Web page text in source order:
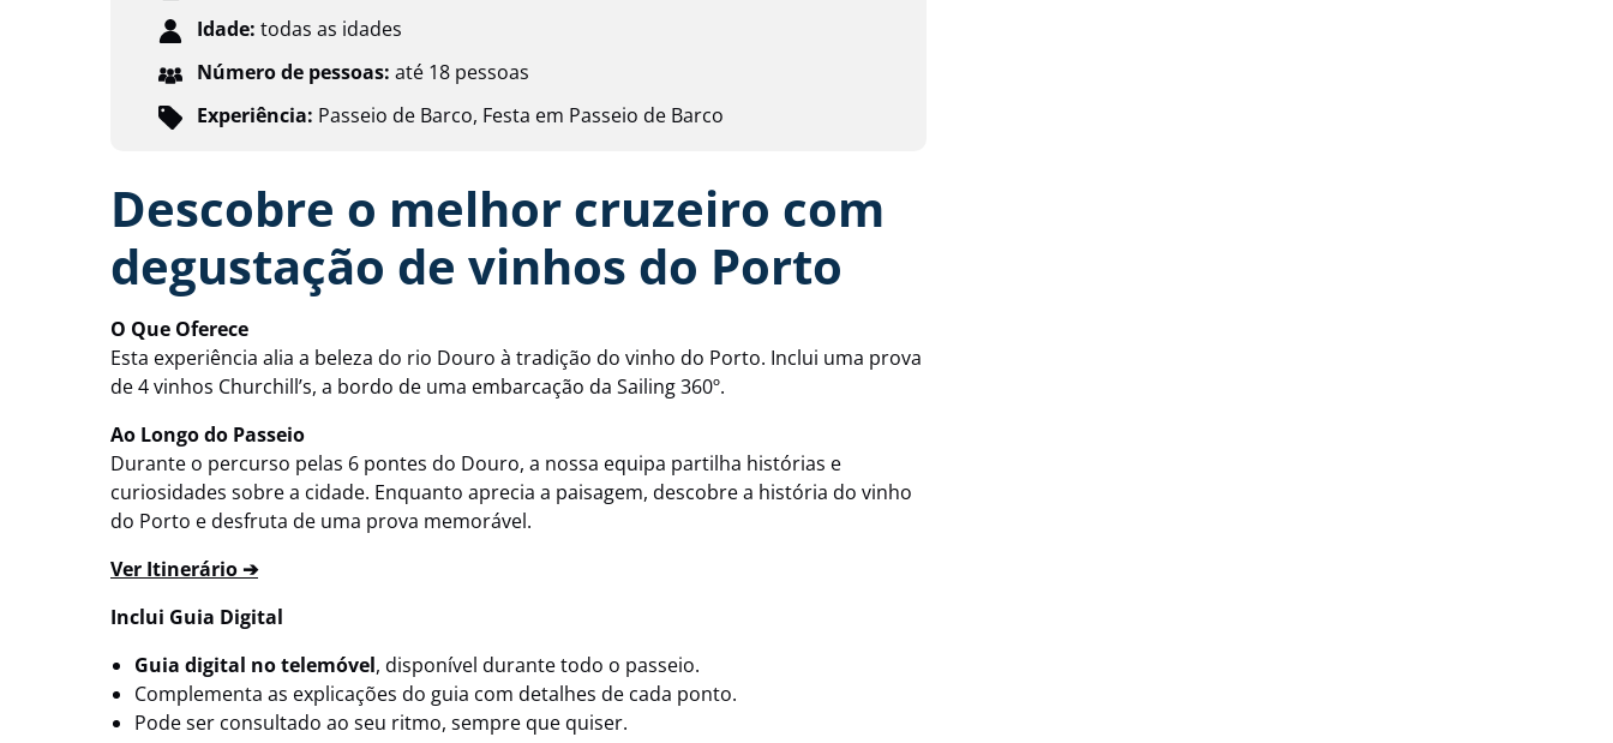
Idade: todas as idades
Número de pessoas: até 18 pessoas
Experiência: Passeio de Barco, Festa em Passeio de Barco
Descobre o melhor cruzeiro com
degustação de vinhos do Porto
O Que Oferece
Esta experiência alia a beleza do rio Douro à tradição do vinho do Porto. Inclui uma prova
de 4 vinhos Churchill’s, a bordo de uma embarcação da Sailing 360º.
Ao Longo do Passeio
Durante o percurso pelas 6 pontes do Douro, a nossa equipa partilha histórias e
curiosidades sobre a cidade. Enquanto aprecia a paisagem, descobre a história do vinho
do Porto e desfruta de uma prova memorável.
Ver Itinerário ➔
Inclui Guia Digital
Guia digital no telemóvel, disponível durante todo o passeio.
Complementa as explicações do guia com detalhes de cada ponto.
Pode ser consultado ao seu ritmo, sempre que quiser.